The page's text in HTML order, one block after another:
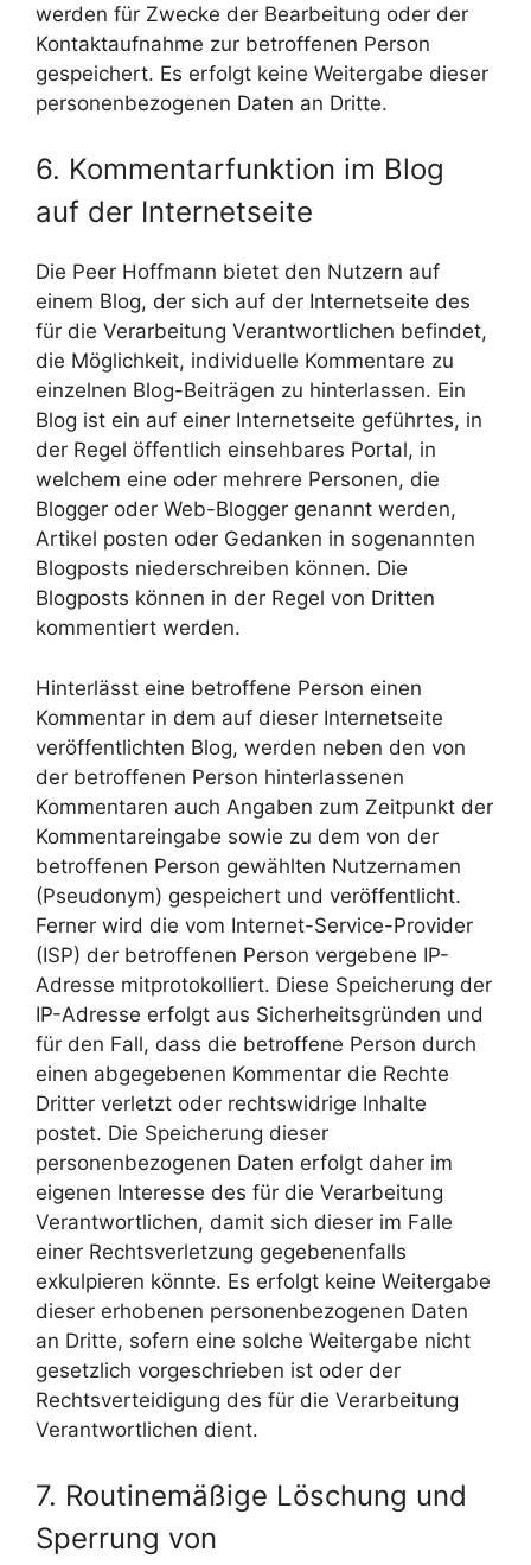
werden für Zwecke der Bearbeitung oder der
Kontaktaufnahme zur betroffenen Person
gespeichert. Es erfolgt keine Weitergabe dieser
personenbezogenen Daten an Dritte.
6. Kommentarfunktion im Blog
auf der Internetseite
Die Peer Hoffmann bietet den Nutzern auf
einem Blog, der sich auf der Internetseite des
für die Verarbeitung Verantwortlichen befindet,
die Möglichkeit, individuelle Kommentare zu
einzelnen Blog-Beiträgen zu hinterlassen. Ein
Blog ist ein auf einer Internetseite geführtes, in
der Regel öffentlich einsehbares Portal, in
welchem eine oder mehrere Personen, die
Blogger oder Web-Blogger genannt werden,
Artikel posten oder Gedanken in sogenannten
Blogposts niederschreiben können. Die
Blogposts können in der Regel von Dritten
kommentiert werden.
Hinterlässt eine betroffene Person einen
Kommentar in dem auf dieser Internetseite
veröffentlichten Blog, werden neben den von
der betroffenen Person hinterlassenen
Kommentaren auch Angaben zum Zeitpunkt der
Kommentareingabe sowie zu dem von der
betroffenen Person gewählten Nutzernamen
(Pseudonym) gespeichert und veröffentlicht.
Ferner wird die vom Internet-Service-Provider
(ISP) der betroffenen Person vergebene IP-
Adresse mitprotokolliert. Diese Speicherung der
IP-Adresse erfolgt aus Sicherheitsgründen und
für den Fall, dass die betroffene Person durch
einen abgegebenen Kommentar die Rechte
Dritter verletzt oder rechtswidrige Inhalte
postet. Die Speicherung dieser
personenbezogenen Daten erfolgt daher im
eigenen Interesse des für die Verarbeitung
Verantwortlichen, damit sich dieser im Falle
einer Rechtsverletzung gegebenenfalls
exkulpieren könnte. Es erfolgt keine Weitergabe
dieser erhobenen personenbezogenen Daten
an Dritte, sofern eine solche Weitergabe nicht
gesetzlich vorgeschrieben ist oder der
Rechtsverteidigung des für die Verarbeitung
Verantwortlichen dient.
7. Routinemäßige Löschung und
Sperrung von